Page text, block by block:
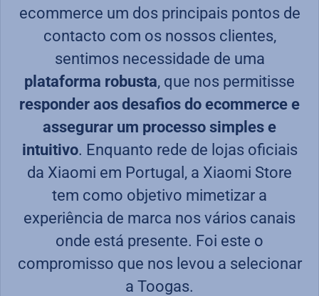
ecommerce um dos principais pontos de
contacto com os nossos clientes,
sentimos necessidade de uma
plataforma robusta, que nos permitisse
responder aos desafios do ecommerce e
assegurar um processo simples e
intuitivo. Enquanto rede de lojas oficiais
da Xiaomi em Portugal, a Xiaomi Store
tem como objetivo mimetizar a
experiência de marca nos vários canais
onde está presente. Foi este o
compromisso que nos levou a selecionar
a Toogas.